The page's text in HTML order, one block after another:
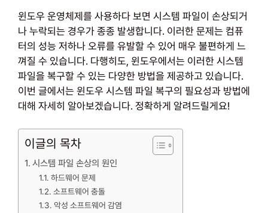
윈도우 운영체제를 사용하다 보면 시스템 파일이 손상되거
나 누락되는 경우가 종종 발생합니다. 이러한 문제는 컴퓨
터의 성능 저하나 오류를 유발할 수 있어 매우 불편하게 느
껴질 수 있습니다. 다행히도, 윈도우에서는 이러한 시스템
파일을 복구할 수 있는 다양한 방법을 제공하고 있습니다.
이번 글에서는 윈도우 시스템 파일 복구의 필요성과 방법에
대해 자세히 알아보겠습니다. 정확하게 알려드릴게요!
이글의 목차
시스템 파일 손상의 원인
하드웨어 문제
소프트웨어 충돌
악성 소프트웨어 감염